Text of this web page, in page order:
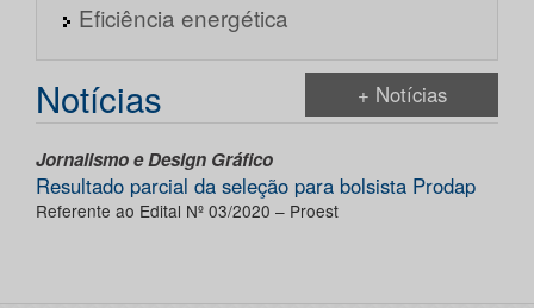
Eficiência energética
Notícias + Notícias
Jornalismo e Design Gráfico
Resultado parcial da seleção para bolsista Prodap
Referente ao Edital Nº 03/2020 – Proest